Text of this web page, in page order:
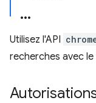
Utilisez l'API
recherches avec